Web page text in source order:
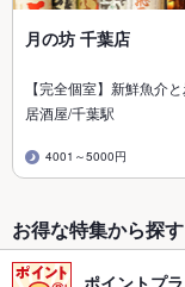
月の坊 千葉店
【完全個室】新鮮魚介
居酒屋/千葉駅
4001～5000円
お得な特集から探
ポイントプ